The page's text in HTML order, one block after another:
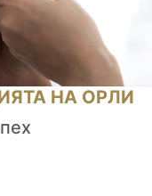
НА ОРЛИ